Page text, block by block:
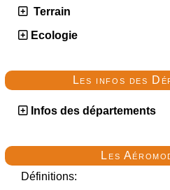
Terrain
Ecologie
Les infos des
Infos des départements
Les
Définitions: